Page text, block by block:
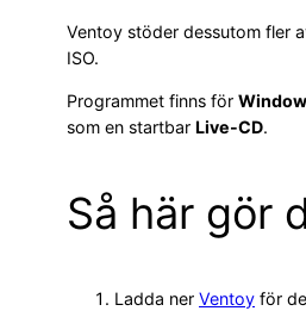
Ventoy stöder dessutom fler
ISO.
Programmet finns för
som en startbar Live-CD.
Så här gör
Ladda ner Ventoy för